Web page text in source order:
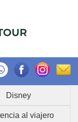
Disney
al viajero